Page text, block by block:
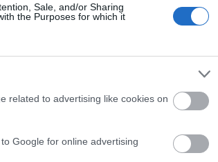
Sale, and/or Sharing
the Purposes for which it
related to advertising like cookies on
Google for online advertising